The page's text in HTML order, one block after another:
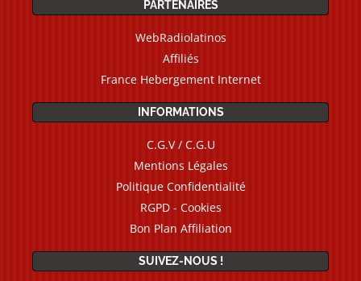
PARTENAIRES
WebRadiolatinos
Affiliés
France Hebergement Internet
INFORMATIONS
C.G.V / C.G.U
Mentions Légales
Politique Confidentialité
RGPD - Cookies
Bon Plan Affiliation
SUIVEZ-NOUS !